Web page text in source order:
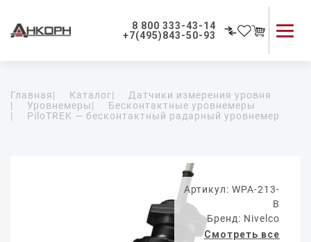
8 800 333-43-14
+7(495)843-50-93
Применение приборов
Как мы работаем
Главная| Каталог|
Датчики измерения уровня
|
Уровнемеры|
Бесконтактные уровнемеры
|
PiloTREK — бесконтактный радарный уровнемер
Артикул: WPA-213-
B
Бренд: Nivelco
Смотреть все